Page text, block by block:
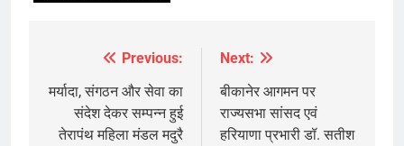
navigation
Previous:
मर्यादा, संगठन और सेवा का
संदेश देकर सम्पन्न हुई
तेरापंथ महिला मंडल मदुरै
Next:
बीकानेर आगमन पर
राज्यसभा सांसद एवं
हरियाणा प्रभारी डॉ. सतीश